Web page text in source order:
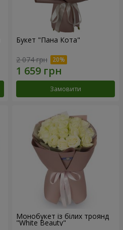
Букет "Пана Кота"
2 074 грн
Замовити
Монобукет із білих троянд
"White Beauty"